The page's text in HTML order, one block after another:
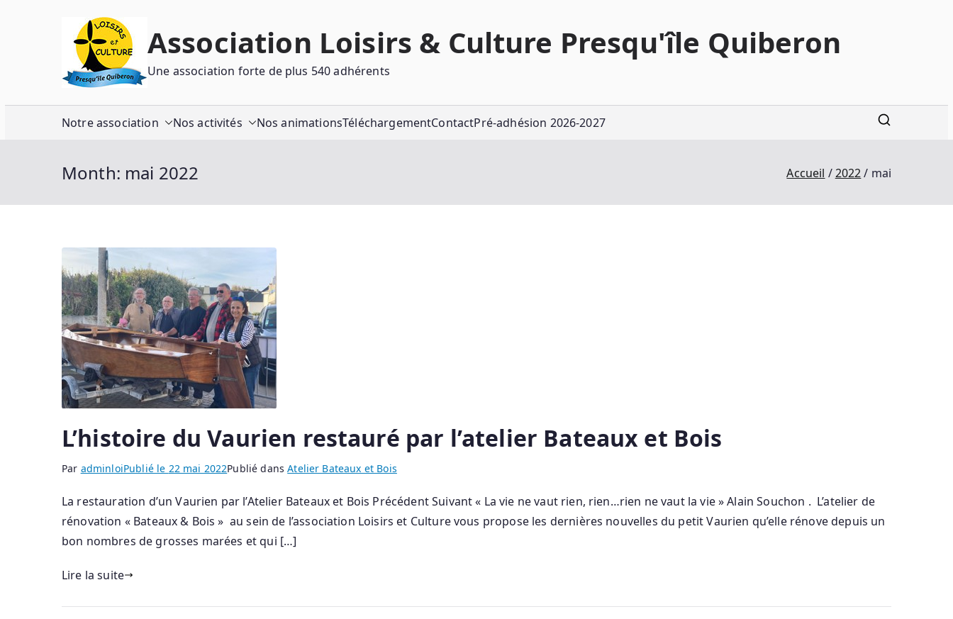
Association Loisirs & Culture Presqu'île Quiberon
Une association forte de plus 540 adhérents
Notre association Nos activités Nos animationsTéléchargementContactPré-adhésion 2026-2027
Month: mai 2022 Accueil 2022 mai
L’histoire du Vaurien restauré par l’atelier Bateaux et Bois
Par adminloiPublié le 22 mai 2022Publié dansAtelier Bateaux et Bois
La restauration d’un Vaurien par l’Atelier Bateaux et Bois Précédent Suivant « La vie ne vaut rien, rien…rien ne vaut la vie » Alain Souchon . L’atelier de
rénovation « Bateaux & Bois » au sein de l’association Loisirs et Culture vous propose les dernières nouvelles du petit Vaurien qu’elle rénove depuis un
bon nombres de grosses marées et qui […]
Lire la suite